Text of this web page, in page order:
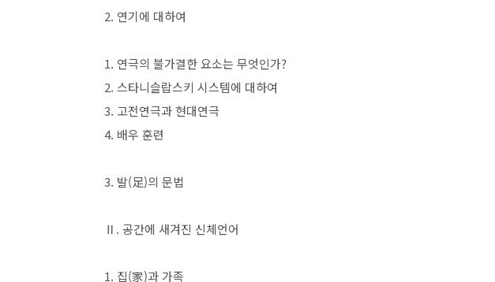
2. 연기에 대하여
1. 연극의 불가결한 요소는 무엇인가?
2. 스타니슬랍스키 시스템에 대하여
3. 고전연극과 현대연극
4. 배우 훈련
3. 발(足)의 문법
Ⅱ . 공간에 새겨진 신체언어
1. 집(家)과 가족